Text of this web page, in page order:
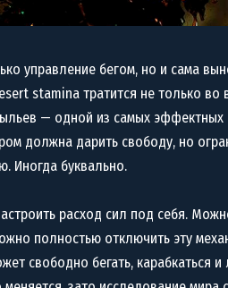
управление бегом, но и сама
stamina тратится не только во
— одной из самых эффектных
должна дарить свободу, но
Иногда буквально.
расход сил под себя.
полностью отключить эту
свободно бегать, карабкаться